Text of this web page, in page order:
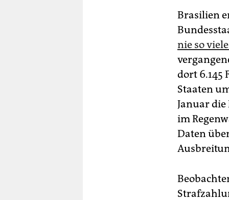
Brasilien
nie so
dort 6.145
Staaten
Januar
im
Daten